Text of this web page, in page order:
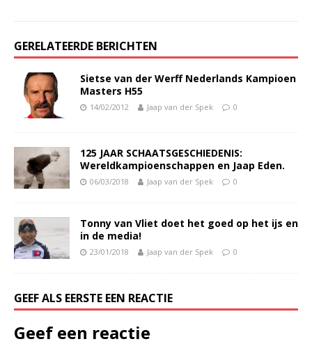
GERELATEERDE BERICHTEN
Sietse van der Werff Nederlands Kampioen
Masters H55
14/02/2012 Jaap van der Spek 0
125 JAAR SCHAATSGESCHIEDENIS:
Wereldkampioenschappen en Jaap Eden.
06/03/2018 Jaap van der Spek 0
Tonny van Vliet doet het goed op het ijs en
in de media!
23/01/2018 Jaap van der Spek 0
GEEF ALS EERSTE EEN REACTIE
Geef een reactie